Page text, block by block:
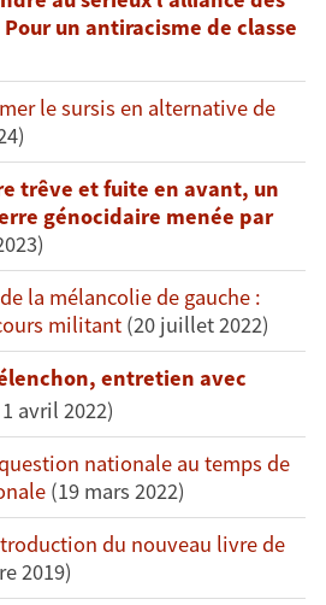
un antiracisme de classe
le sursis en alternative de
trêve et fuite en avant, un
génocidaire menée par
la mélancolie de gauche :
militant (20 juillet 2022)
entretien avec
avril 2022)
nationale au temps de
(19 mars 2022)
du nouveau livre de
2019)